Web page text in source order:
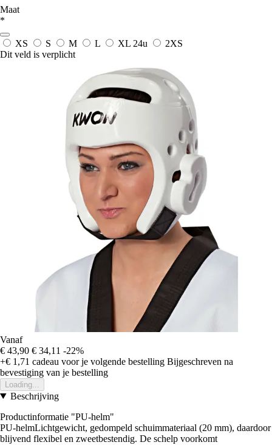
Maat
*
XS S M L XL 24u
2XS
Dit veld is verplicht
Vanaf
€ 43,90 € 34,11 -22%
+€ 1,71 cadeau voor je volgende bestelling Bijgeschreven na
bevestiging van je bestelling
Loading...
Beschrijving
Productinformatie "PU-helm"
PU-helmLichtgewicht, gedompeld schuimmateriaal (20 mm), daardoor
blijvend flexibel en zweetbestendig. De schelp voorkomt